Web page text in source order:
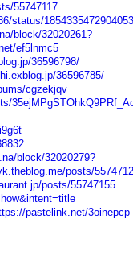
55747117
status/
block/32020261?
ef5lnmc5
36596798/
36596785/
cgzekjqv
block/32020279?
posts/
posts/55747155
pastelink.net/3oinepcp